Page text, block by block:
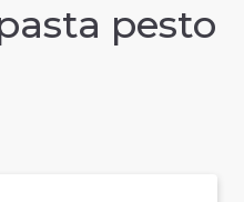
pesto